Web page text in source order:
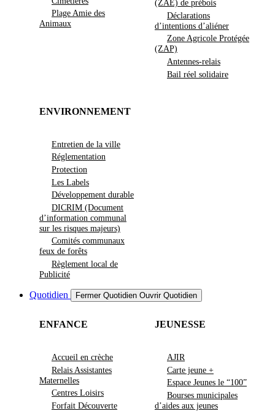
Plage Amie des
Animaux
(ZAE) de prébois
Déclarations
d’intentions d’aliéner
Zone Agricole Protégée
(ZAP)
Antennes-relais
Bail réel solidaire
ENVIRONNEMENT
Entretien de la ville
Réglementation
Protection
Les Labels
Développement durable
DICRIM (Document
d’information communal
sur les risques majeurs)
Comités communaux
feux de forêts
Règlement local de
Publicité
Quotidien Fermer Quotidien Ouvrir Quotidien
ENFANCE
Accueil en crèche
Relais Assistantes
Maternelles
Centres Loisirs
Forfait Découverte
JEUNESSE
AJIR
Carte jeune +
Espace Jeunes le “100”
Bourses municipales
d’aides aux jeunes